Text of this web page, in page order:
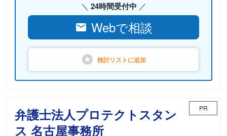
24時間受付中
Webで相談
検討リストに追加
弁護士法人プロテクトスタン
ス 名古屋事務所
PR